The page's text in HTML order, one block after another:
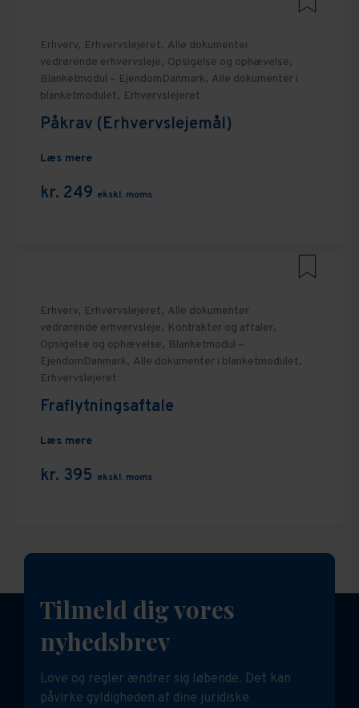
Erhverv, Erhvervslejeret, Alle dokumenter
vedrørende erhvervsleje, Opsigelse og ophævelse,
Blanketmodul – EjendomDanmark, Alle dokumenter i
blanketmodulet, Erhvervslejeret
Påkrav (Erhvervslejemål)
Læs mere
kr. 249 ekskl. moms
Erhverv, Erhvervslejeret, Alle dokumenter
vedrørende erhvervsleje, Kontrakter og aftaler,
Opsigelse og ophævelse, Blanketmodul –
EjendomDanmark, Alle dokumenter i blanketmodulet,
Erhvervslejeret
Fraflytningsaftale
Læs mere
kr. 395 ekskl. moms
Tilmeld dig vores
nyhedsbrev
Love og regler ændrer sig løbende. Det kan
påvirke gyldigheden af dine juridiske